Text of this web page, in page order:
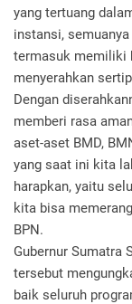
yang tertuang
instansi,
termasuk memiliki
menyerahkan
Dengan
memberi rasa
aset-aset BMD,
yang saat ini kita
harapkan, yaitu
kita bisa
BPN.
Gubernur Sumatra
tersebut
baik seluruh